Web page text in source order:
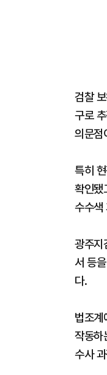
검찰
구로
의문점
특히
확인됐
수수색
광주지
서 등
다.
법조계
작동하
수사